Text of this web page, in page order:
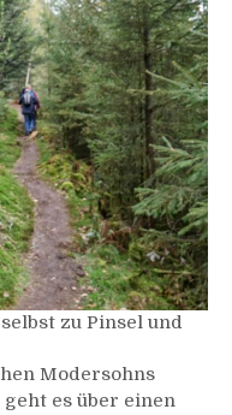
zu Pinsel und
Modersohns
geht es über einen